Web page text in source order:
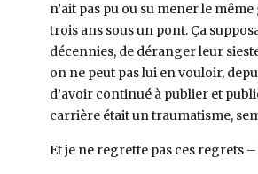
n’ait pas pu ou su mener le
trois ans sous un pont. Ça
décennies, de déranger leur
on ne peut pas lui en vouloir,
d’avoir continué à publier et
carrière était un traumatisme,
Et je ne regrette pas ces regrets